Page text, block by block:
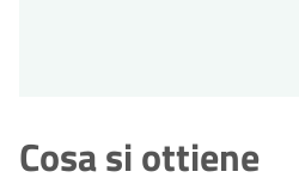
Cosa si ottiene